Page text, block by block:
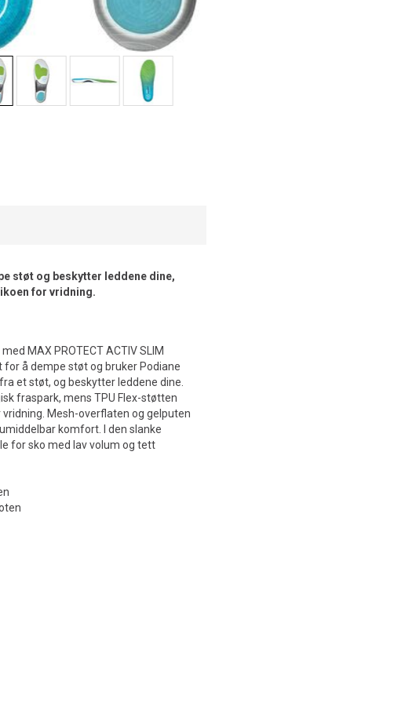
støt og beskytter leddene dine,
for vridning.
MAX PROTECT ACTIV SLIM
for å dempe støt og bruker Podiane
et støt, og beskytter leddene dine.
fraspark, mens TPU Flex-støtten
Mesh-overflaten og gelputen
komfort. I den slanke
for sko med lav volum og tett